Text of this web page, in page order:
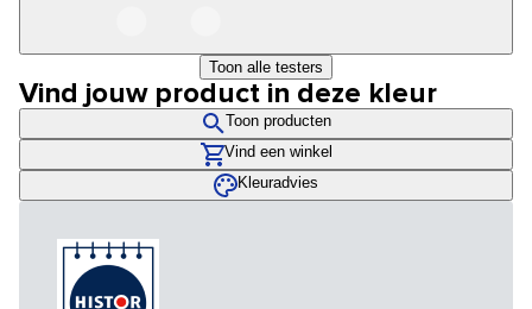
Toon alle testers
Vind jouw product in deze kleur
Toon producten
Vind een winkel
Kleuradvies